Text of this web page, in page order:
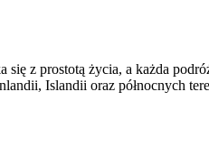
z prostotą życia, a każda
Islandii oraz północnych